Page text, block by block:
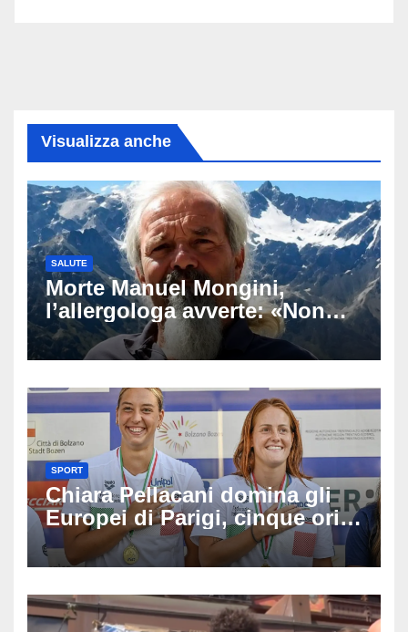
Visualizza anche
SALUTE
Morte Manuel Mongini,
l’allergologa avverte: «Non
aspettate di sapere se siete
allergici»
SPORT
Chiara Pellacani domina gli
Europei di Parigi, cinque ori
in cinque gare: ‘Nel sincro
siamo da medaglia olimpica’